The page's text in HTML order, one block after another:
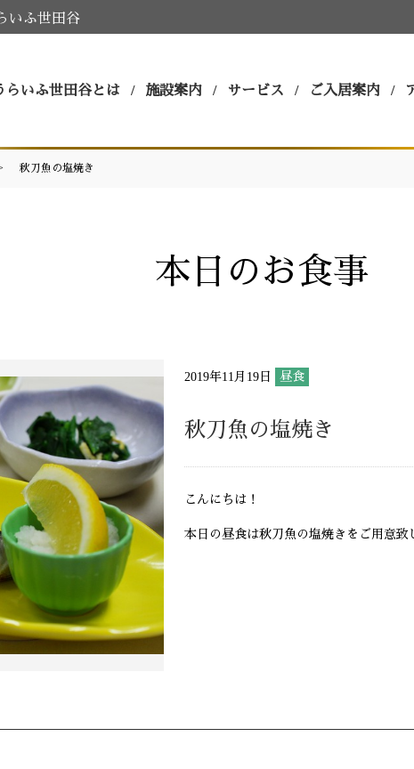
いふ世田谷
らいふ世田谷とは 施設案内 サービス ご入居案内
秋刀魚の塩焼き
本日のお食事
2019年11月19日 昼食
秋刀魚の塩焼き
こんにちは！
本日の昼食は秋刀魚の塩焼きをご用意致